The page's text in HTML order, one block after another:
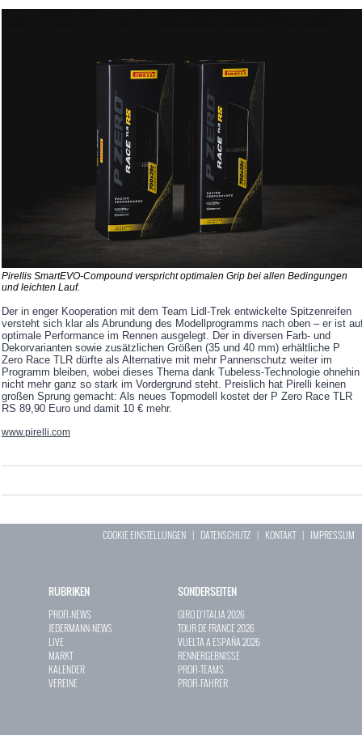
Pirellis SmartEVO-Compound verspricht optimalen Grip bei allen Bedingungen
und leichten Lauf.
Der in enger Kooperation mit dem Team Lidl-Trek entwickelte Spitzenreifen
versteht sich klar als Abrundung des Modellprogramms nach oben – er ist
optimale Performance im Rennen ausgelegt. Der in diversen Farb- und
Dekorvarianten sowie zusätzlichen Größen (35 und 40 mm) erhältliche P
Zero Race TLR dürfte als Alternative mit mehr Pannenschutz weiter im
Programm bleiben, wobei dieses Thema dank Tubeless-Technologie ohnehin
nicht mehr ganz so stark im Vordergrund steht. Preislich hat Pirelli keinen
großen Sprung gemacht: Als neues Topmodell kostet der P Zero Race TLR
RS 89,90 Euro und damit 10 € mehr.
www.pirelli.com
COOKIE EINSTELLUNGEN | DATENSCHUTZ | KONTAKT| IMPRESSUM
RUBRIKEN
PROFI-NEWS
JEDERMANN-NEWS
LIVE
MARKT
KALENDER
VEREINE
SONDERSEITEN
GIRO D`ITALIA 2026
TOUR DE FRANCE 2026
VUELTA A ESPAÑA 2026
RENNERGEBNISSE
PROFI-TEAMS
PROFI-FAHRER